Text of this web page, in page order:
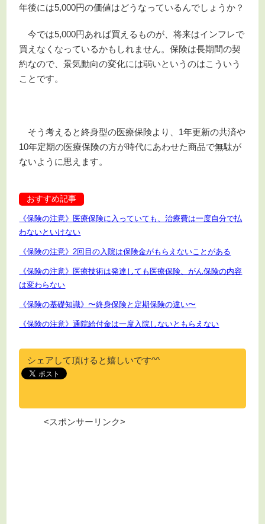
年後には5,000円の価値はどうなっているんでしょうか？
今では5,000円あれば買えるものが、将来はインフレで
買えなくなっているかもしれません。保険は長期間の契
約なので、景気動向の変化には弱いというのはこういう
ことです。
そう考えると終身型の医療保険より、1年更新の共済や
10年定期の医療保険の方が時代にあわせた商品で無駄が
ないように思えます。
おすすめ記事
《保険の注意》医療保険に入っていても、治療費は一度自分で払
わないといけない
《保険の注意》2回目の入院は保険金がもらえないことがある
《保険の注意》医療技術は発達しても医療保険、がん保険の内容
は変わらない
《保険の基礎知識》〜終身保険と定期保険の違い〜
《保険の注意》通院給付金は一度入院しないともらえない
シェアして頂けると嬉しいです^^
<スポンサーリンク>